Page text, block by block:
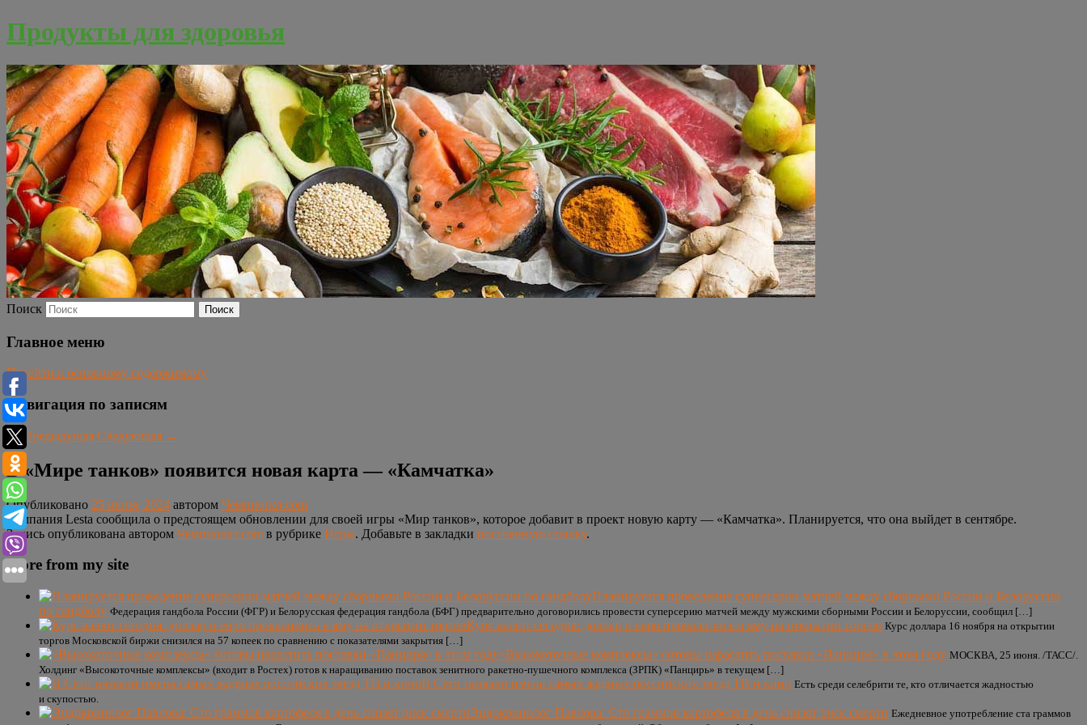
Продукты для здоровья
Поиск
Главное меню
Перейти к основному содержимому
Навигация по записям
←Предыдущая Следующая →
В «Мире танков» появится новая карта — «Камчатка»
Опубликовано 25 июня, 2024 автором Чемпионат.com
Компания Lesta сообщила о предстоящем обновлении для своей игры «Мир танков», которое добавит в проект новую карту — «Камчатка». Планируется, что она выйдет в сентябре.
Запись опубликована автором Чемпионат.com в рубрике Игры. Добавьте в закладки постоянную ссылку.
More from my site
Планируется проведение суперсерии матчей между сборными России и Белоруссии
по гандболу Федерация гандбола России (ФГР) и Белорусская федерация гандбола (БФГ) предварительно договорились провести суперсерию матчей между мужскими сборными России и Белоруссии, сообщил […]
Курс валют сегодня: доллар и евро провалились в яму на открытии торгов Курс доллара 16 ноября на открытии
торгов Московской биржи снизился на 57 копеек по сравнению с показателями закрытия […]
«Высокоточные комплексы» готовы нарастить поставки «Панциря» в этом году МОСКВА, 25 июня. /ТАСС/.
Холдинг «Высокоточные комплексы» (входит в Ростех) готов к наращиванию поставок зенитного ракетно-пушечного комплекса (ЗРПК) «Панцирь» в текущем […]
В Сети назвали имена самых жадных российских звезд ТВ и кино Есть среди селебрити те, кто отличается жадностью
и скупостью.
Эндокринолог Павлова: Сто граммов картофеля в день снизят риск смерти Ежедневное употребление ста граммов